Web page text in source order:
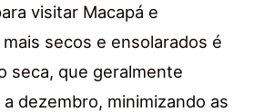
visitar Macapá e
secos e ensolarados é
seca, que geralmente
dezembro, minimizando as